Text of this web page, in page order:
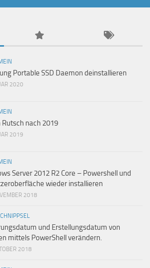
Portable SSD Daemon deinstallieren
2020
Rutsch nach 2019
2019
Server 2012 R2 Core – Powershell und
wieder installieren
2018
und Erstellungsdatum von
mittels PowerShell verändern.
2018